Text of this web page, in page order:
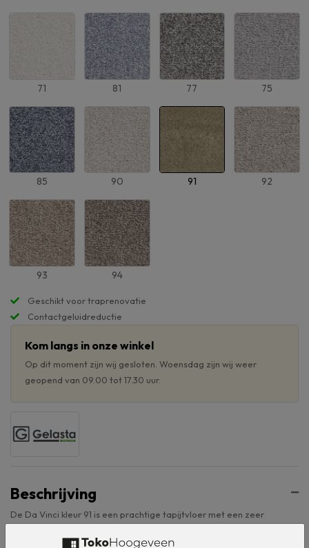
Geschikt voor traprenovatie
Contactgeluidreductie
71 81 77 75
85 90 91 92
93 94
Kom langs in onze winkel
Op dit moment zijn wij gesloten. Woensdag zijn wij weer
geopend van 09.00 tot 17.30 uur.
Beschrijving
De Da Vinci kleur 91 is een prachtige tapijtvloer met een zeer